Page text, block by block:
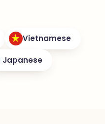
Vietnamese
Japanese